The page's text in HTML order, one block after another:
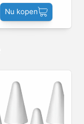
Nu kopen